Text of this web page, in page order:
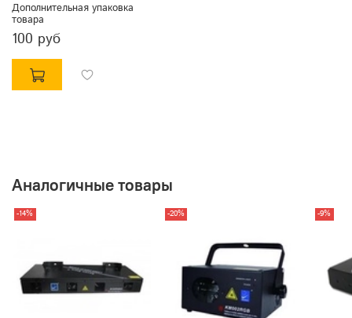
Дополнительная упаковка
товара
100 руб
Аналогичные товары
-14% -20% -9%